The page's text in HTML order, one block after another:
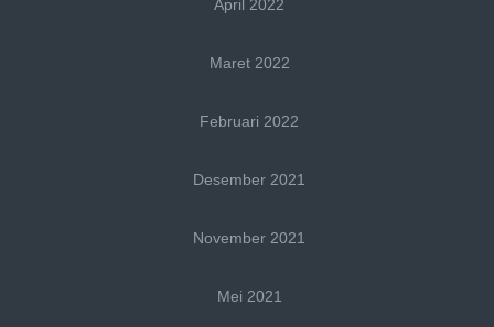
April 2022
Maret 2022
Februari 2022
Desember 2021
November 2021
Mei 2021